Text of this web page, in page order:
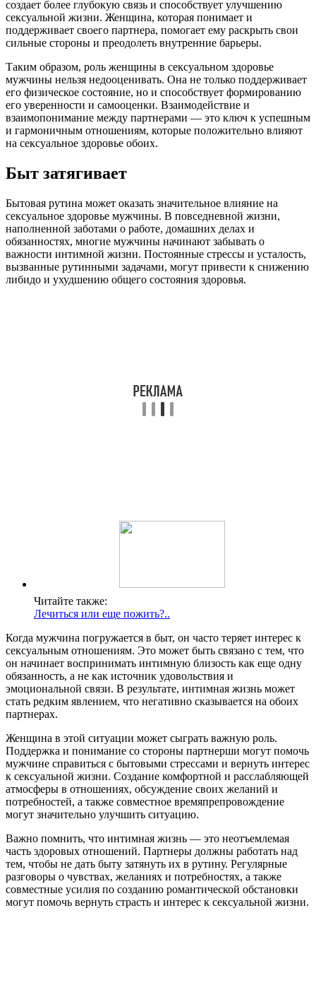
создает более глубокую связь и способствует улучшению
сексуальной жизни. Женщина, которая понимает и
поддерживает своего партнера, помогает ему раскрыть свои
сильные стороны и преодолеть внутренние барьеры.
Таким образом, роль женщины в сексуальном здоровье
мужчины нельзя недооценивать. Она не только поддерживает
его физическое состояние, но и способствует формированию
его уверенности и самооценки. Взаимодействие и
взаимопонимание между партнерами — это ключ к успешным
и гармоничным отношениям, которые положительно влияют
на сексуальное здоровье обоих.
Быт затягивает
Бытовая рутина может оказать значительное влияние на
сексуальное здоровье мужчины. В повседневной жизни,
наполненной заботами о работе, домашних делах и
обязанностях, многие мужчины начинают забывать о
важности интимной жизни. Постоянные стрессы и усталость,
вызванные рутинными задачами, могут привести к снижению
либидо и ухудшению общего состояния здоровья.
Читайте также:
Лечиться или еще пожить?..
Когда мужчина погружается в быт, он часто теряет интерес к
сексуальным отношениям. Это может быть связано с тем, что
он начинает воспринимать интимную близость как еще одну
обязанность, а не как источник удовольствия и
эмоциональной связи. В результате, интимная жизнь может
стать редким явлением, что негативно сказывается на обоих
партнерах.
Женщина в этой ситуации может сыграть важную роль.
Поддержка и понимание со стороны партнерши могут помочь
мужчине справиться с бытовыми стрессами и вернуть интерес
к сексуальной жизни. Создание комфортной и расслабляющей
атмосферы в отношениях, обсуждение своих желаний и
потребностей, а также совместное времяпрепровождение
могут значительно улучшить ситуацию.
Важно помнить, что интимная жизнь — это неотъемлемая
часть здоровых отношений. Партнеры должны работать над
тем, чтобы не дать быту затянуть их в рутину. Регулярные
разговоры о чувствах, желаниях и потребностях, а также
совместные усилия по созданию романтической обстановки
могут помочь вернуть страсть и интерес к сексуальной жизни.